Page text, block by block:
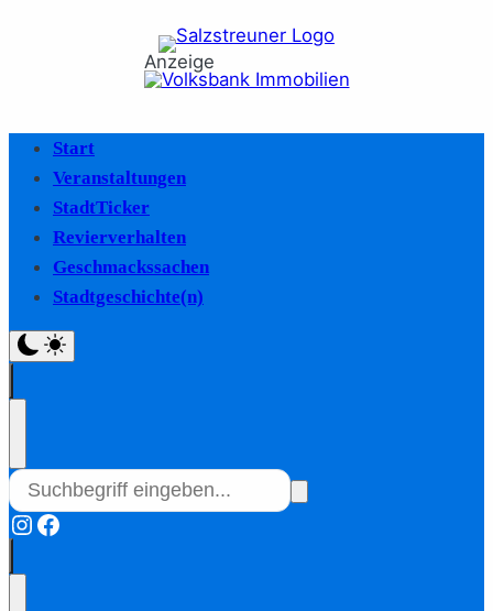
Anzeige
Start
Veranstaltungen
StadtTicker
Revierverhalten
Geschmackssachen
Stadtgeschichte(n)
Instagram
Facebook